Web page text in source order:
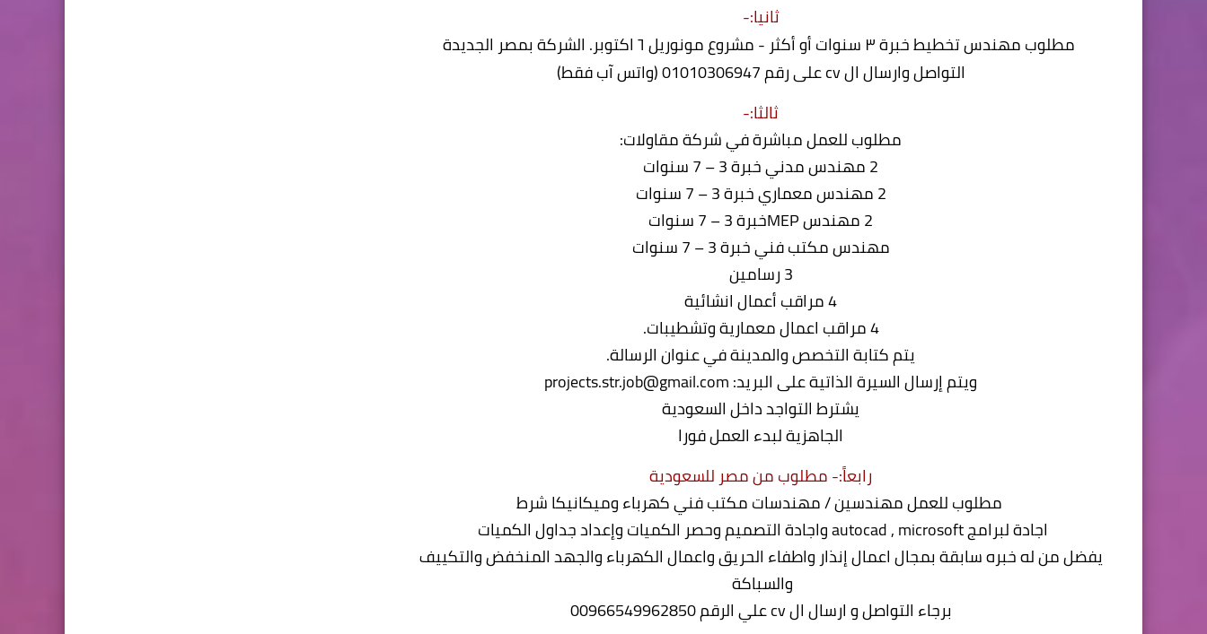
ثانيا:-
مطلوب مهندس تخطيط خبرة ٣ سنوات أو أكثر - مشروع مونوريل ٦ اكتوبر. الشركة بمصر الجديدة
التواصل وارسال ال cv على رقم 01010306947 (واتس آب فقط)
ثالثا:-
مطلوب للعمل مباشرة في شركة مقاولات:
2 مهندس مدني خبرة 3 – 7 سنوات
2 مهندس معماري خبرة 3 – 7 سنوات
2 مهندس MEPخبرة 3 – 7 سنوات
مهندس مكتب فني خبرة 3 – 7 سنوات
3 رسامين
4 مراقب أعمال انشائية
4 مراقب اعمال معمارية وتشطيبات.
يتم كتابة التخصص والمدينة في عنوان الرسالة.
ويتم إرسال السيرة الذاتية على البريد: projects.str.job@gmail.com
يشترط التواجد داخل السعودية
الجاهزية لبدء العمل فورا
رابعاً:-مطلوب من مصر للسعودية
مطلوب للعمل مهندسين / مهندسات مكتب فني كهرباء وميكانيكا شرط
اجادة لبرامج autocad , microsoft واجادة التصميم وحصر الكميات وإعداد جداول الكميات
يفضل من له خبره سابقة بمجال اعمال إنذار واطفاء الحريق واعمال الكهرباء والجهد المنخفض والتكييف
والسباكة
برجاء التواصل و ارسال ال cv علي الرقم 00966549962850